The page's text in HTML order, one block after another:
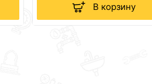
В корзину